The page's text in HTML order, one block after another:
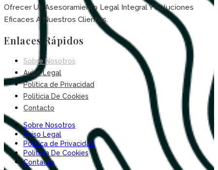
Ofrecer Un Asesoramiento Legal Integral Y Soluciones
Eficaces A Nuestros Clientes.
Enlaces Rápidos
Sobre Nosotros
Aviso Legal
Política de Privacidad
Politicia De Cookies
Contacto
Sobre Nosotros
Aviso Legal
Política de Privacidad
Politicia De Cookies
Contacto